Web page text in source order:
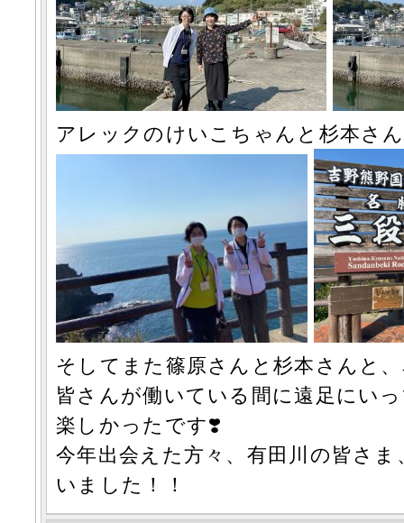
アレックのけいこちゃんと杉本さ
そしてまた篠原さんと杉本さんと
皆さんが働いている間に遠足にい
楽しかったです❣️
今年出会えた方々、有田川の皆さ
いました！！